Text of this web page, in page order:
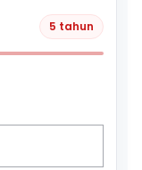
5 tahun